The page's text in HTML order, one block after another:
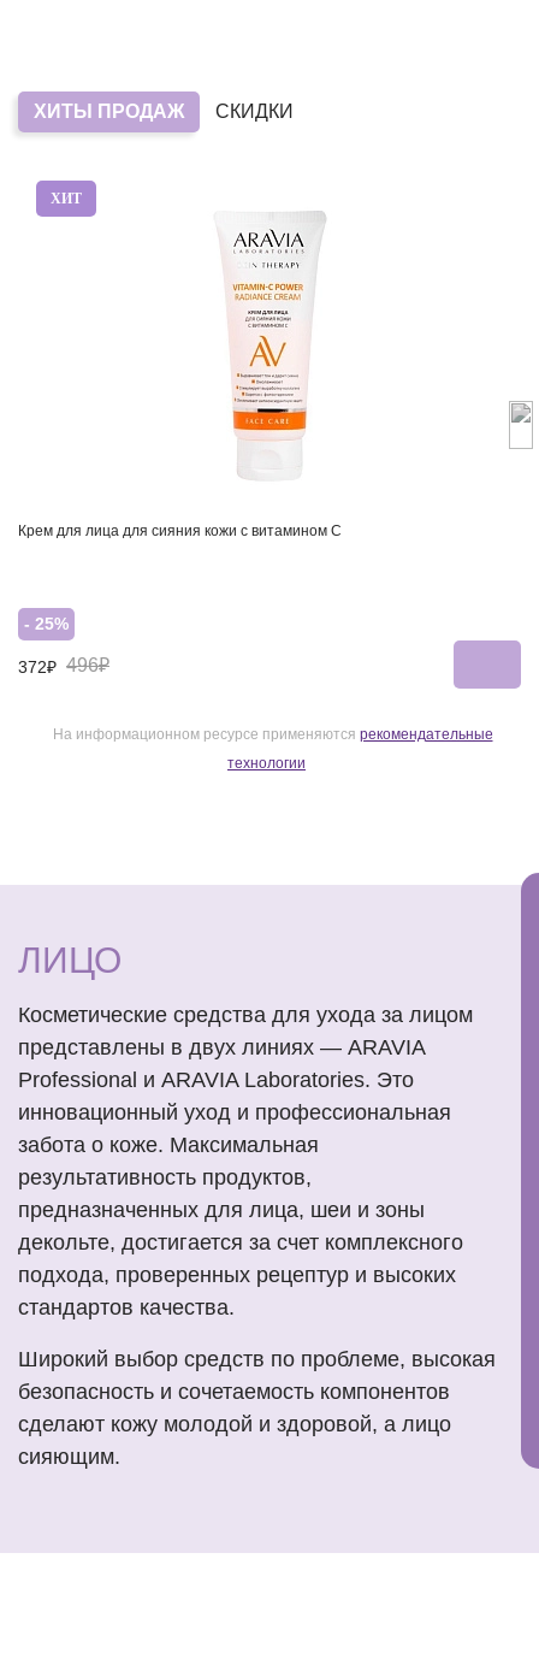
ХИТЫ ПРОДАЖ СКИДКИ
ХИТ
Крем для лица для сияния кожи с витамином С
- 25%
372₽ 496₽
На информационном ресурсе применяются рекомендательные
технологии
ЛИЦО
Косметические средства для ухода за лицом
представлены в двух линиях — ARAVIA
Professional и ARAVIA Laboratories. Это
инновационный уход и профессиональная
забота о коже. Максимальная
результативность продуктов,
предназначенных для лица, шеи и зоны
декольте, достигается за счет комплексного
подхода, проверенных рецептур и высоких
стандартов качества.
Широкий выбор средств по проблеме, высокая
безопасность и сочетаемость компонентов
сделают кожу молодой и здоровой, а лицо
сияющим.